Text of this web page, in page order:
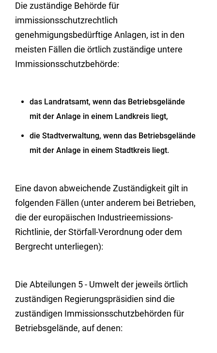
Die zuständige Behörde für
immissionsschutzrechtlich
genehmigungsbedürftige Anlagen, ist in den
meisten Fällen die örtlich zuständige untere
Immissionsschutzbehörde:
das Landratsamt, wenn das Betriebsgelände
mit der Anlage in einem Landkreis liegt,
die Stadtverwaltung, wenn das Betriebsgelände
mit der Anlage in einem Stadtkreis liegt.
Eine davon abweichende Zuständigkeit gilt in
folgenden Fällen (unter anderem bei Betrieben,
die der europäischen Industrieemissions-
Richtlinie, der Störfall-Verordnung oder dem
Bergrecht unterliegen):
Die Abteilungen 5 - Umwelt der jeweils örtlich
zuständigen Regierungspräsidien sind die
zuständigen Immissionsschutzbehörden für
Betriebsgelände, auf denen: